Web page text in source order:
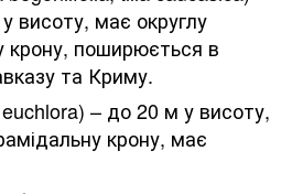
висоту, має округлу
крону, поширюється в
та Криму.
– до 20 м у висоту,
крону, має